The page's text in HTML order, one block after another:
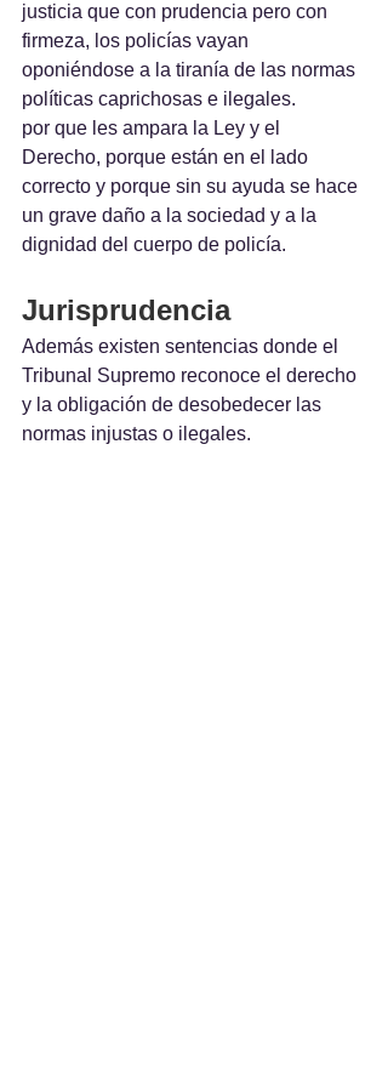
justicia que con prudencia pero con
firmeza, los policías vayan
oponiéndose a la tiranía de las normas
políticas caprichosas e ilegales.
por que les ampara la Ley y el
Derecho, porque están en el lado
correcto y porque sin su ayuda se hace
un grave daño a la sociedad y a la
dignidad del cuerpo de policía.
Jurisprudencia
Además existen sentencias donde el
Tribunal Supremo reconoce el derecho
y la obligación de desobedecer las
normas injustas o ilegales.